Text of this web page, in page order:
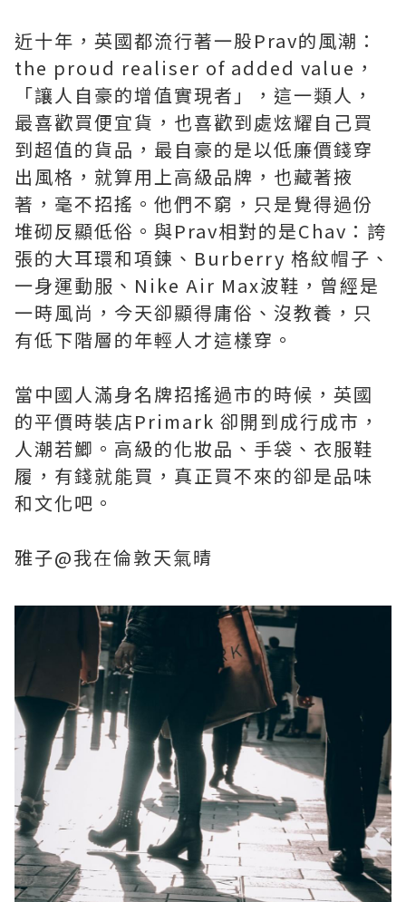
近十年，英國都流行著一股Prav的風潮：
the proud realiser of added value，
「讓人自豪的增值實現者」，這一類人，
最喜歡買便宜貨，也喜歡到處炫耀自己買
到超值的貨品，最自豪的是以低廉價錢穿
出風格，就算用上高級品牌，也藏著掖
著，毫不招搖。他們不窮，只是覺得過份
堆砌反顯低俗。與Prav相對的是Chav：誇
張的大耳環和項鍊、Burberry 格紋帽子、
一身運動服、Nike Air Max波鞋，曾經是
一時風尚，今天卻顯得庸俗、沒教養，只
有低下階層的年輕人才這樣穿。
當中國人滿身名牌招搖過市的時候，英國
的平價時裝店Primark 卻開到成行成市，
人潮若鯽。高級的化妝品、手袋、衣服鞋
履，有錢就能買，真正買不來的卻是品味
和文化吧。
雅子@我在倫敦天氣晴